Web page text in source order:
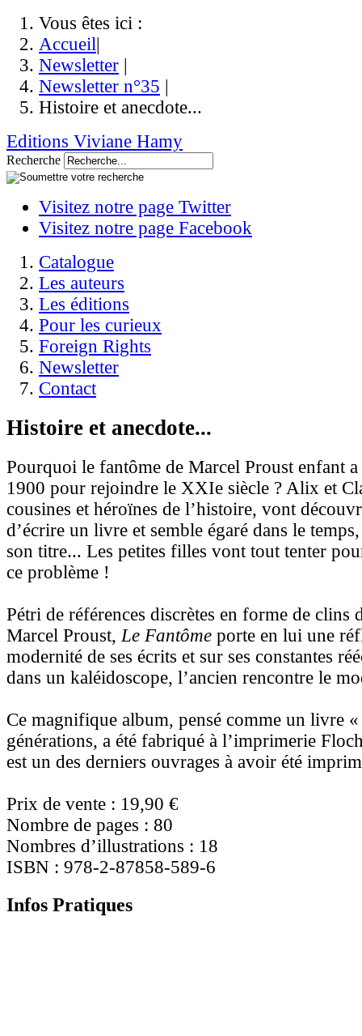
Vous êtes ici :
Accueil|
Newsletter |
Newsletter n°35 |
Histoire et anecdote...
Editions Viviane Hamy
Recherche
Visitez notre page Twitter
Visitez notre page Facebook
Catalogue
Les auteurs
Les éditions
Pour les curieux
Foreign Rights
Newsletter
Contact
Histoire et anecdote...
Pourquoi le fantôme de Marcel Proust enfant a
1900 pour rejoindre le XXIe siècle ? Alix et
cousines et héroïnes de l’histoire, vont
d’écrire un livre et semble égaré dans le
son titre... Les petites filles vont tout tenter
ce problème !
Pétri de références discrètes en forme de
Marcel Proust, Le Fantôme porte en lui une
modernité de ses écrits et sur ses constantes
dans un kaléidoscope, l’ancien rencontre le
Ce magnifique album, pensé comme un livre «
générations, a été fabriqué à l’imprimerie
est un des derniers ouvrages à avoir été
Prix de vente : 19,90 €
Nombre de pages : 80
Nombres d’illustrations : 18
ISBN : 978-2-87858-589-6
Infos Pratiques